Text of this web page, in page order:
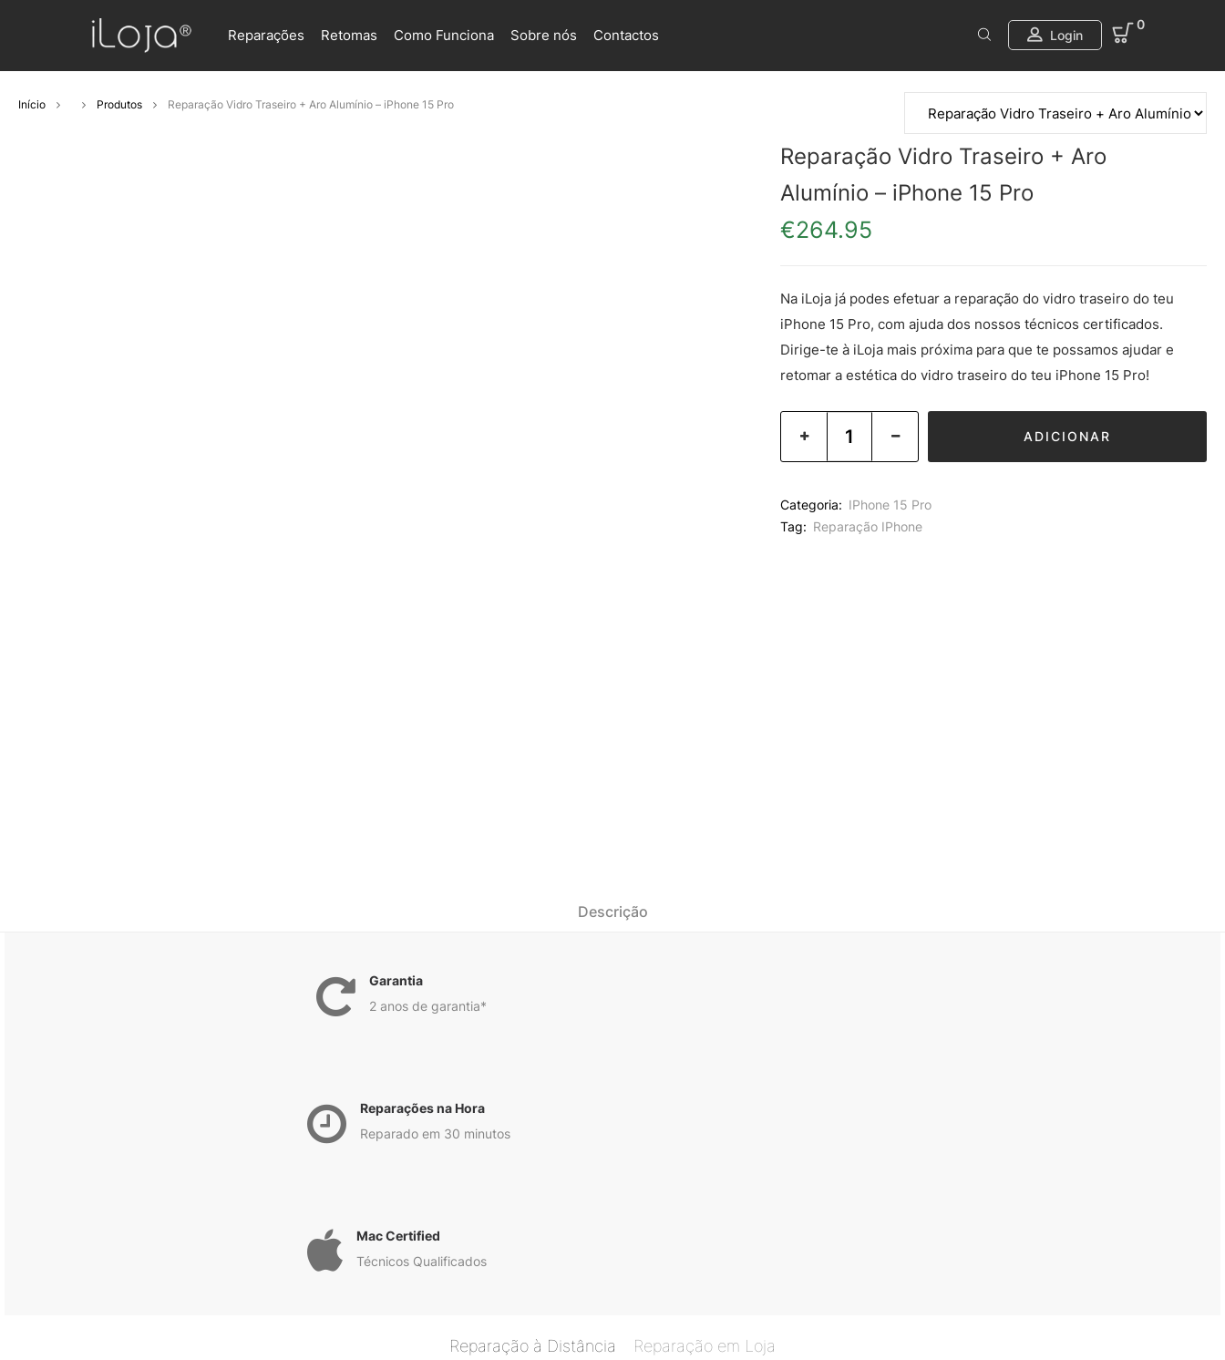
Reparações Retomas Como Funciona Sobre nós Contactos Login
0
Início Produtos Reparação Vidro Traseiro + Aro Alumínio – iPhone 15 Pro
Reparação Vidro Traseiro + Aro
Alumínio – iPhone 15 Pro
€264.95
Na iLoja já podes efetuar a reparação do vidro traseiro do teu
iPhone 15 Pro, com ajuda dos nossos técnicos certificados.
Dirige-te à iLoja mais próxima para que te possamos ajudar e
retomar a estética do vidro traseiro do teu iPhone 15 Pro!
ADICIONAR
Categoria: IPhone 15 Pro
Tag: Reparação IPhone
Descrição
Garantia
2 anos de garantia*
Reparações na Hora
Reparado em 30 minutos
Mac Certified
Técnicos Qualificados
Reparação à Distância Reparação em Loja